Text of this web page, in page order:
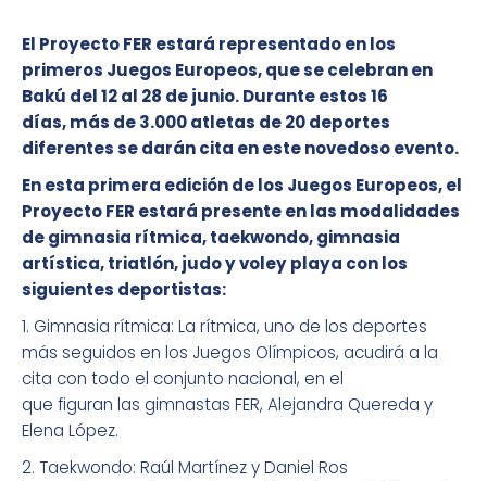
El Proyecto FER estará representado en los
primeros Juegos Europeos, que se celebran en
Bakú del 12 al 28 de junio. Durante estos 16
días, más de 3.000 atletas de 20 deportes
diferentes se darán cita en este novedoso evento.
En esta primera edición de los Juegos Europeos, el
Proyecto FER estará presente en las modalidades
de gimnasia rítmica, taekwondo, gimnasia
artística, triatlón, judo y voley playa con los
siguientes deportistas:
1. Gimnasia rítmica: La rítmica, uno de los deportes
más seguidos en los Juegos Olímpicos, acudirá a la
cita con todo el conjunto nacional, en el
que figuran las gimnastas FER, Alejandra Quereda y
Elena López.
2. Taekwondo: Raúl Martínez y Daniel Ros